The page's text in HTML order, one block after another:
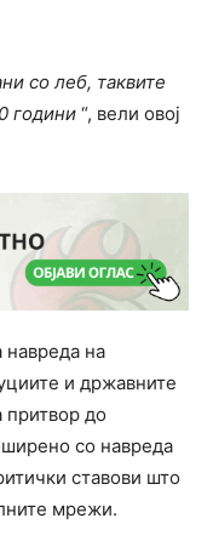
со леб, таквите
години “, вели овој
навреда на
и државните
до
со навреда
ставови што
мрежи.